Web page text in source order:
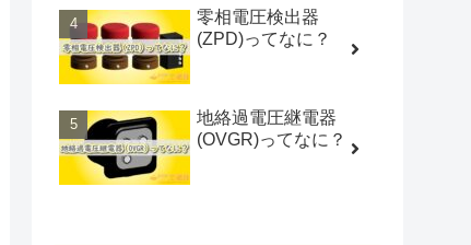
零相電圧検出器
(ZPD)ってなに？
地絡過電圧継電器
(OVGR)ってなに？